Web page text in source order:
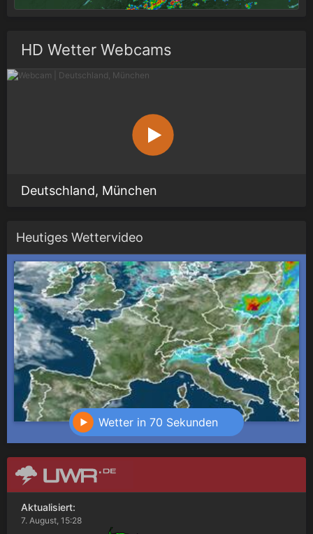
HD Wetter Webcams
Deutschland, München
Heutiges Wettervideo
Wetter in 70 Sekunden
Aktualisiert:
7. August, 15:28